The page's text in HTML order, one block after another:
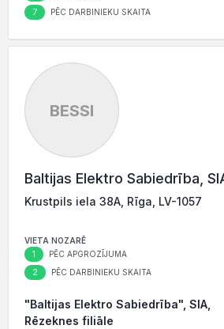
7 PĒC DARBINIEKU SKAITA
BESSI
Baltijas Elektro Sabiedrība,
Krustpils iela 38A, Rīga, LV-1057
VIETA NOZARĒ
1 PĒC APGROZĪJUMA
2 PĒC DARBINIEKU SKAITA
"Baltijas Elektro Sabiedrība", SIA,
Rēzeknes filiāle